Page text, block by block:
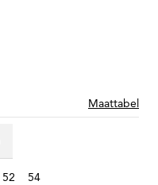
Maattabel
52
54